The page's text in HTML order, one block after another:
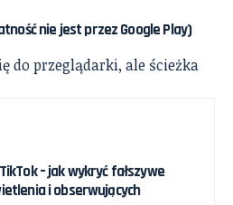
nie jest przez Google Play)
do przeglądarki, ale ścieżka
– jak wykryć fałszywe
i obserwujących